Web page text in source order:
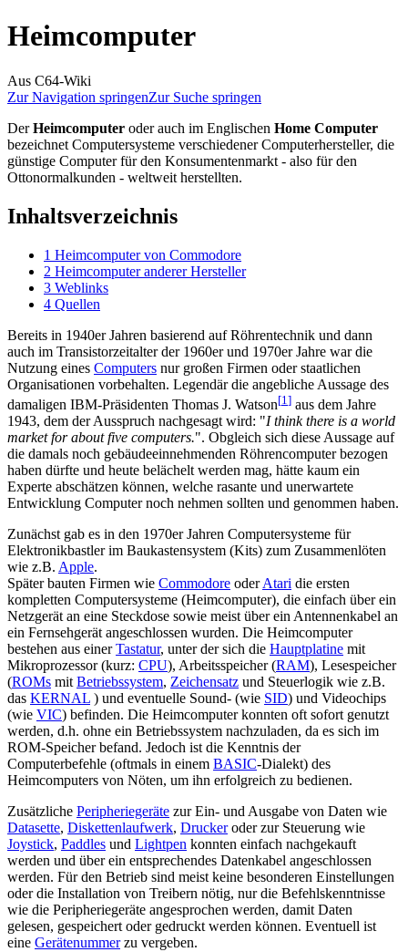
Heimcomputer
Aus C64-Wiki
Zur Navigation springenZur Suche springen
DerHeimcomputer oder auch im Englischen Home Computer
bezeichnet Computersysteme verschiedener Computerhersteller, die
günstige Computer für den Konsumentenmarkt - also für den
Ottonormalkunden - weltweit herstellten.
Inhaltsverzeichnis
1 Heimcomputer von Commodore
2 Heimcomputer anderer Hersteller
3 Weblinks
4 Quellen
Bereits in 1940er Jahren basierend auf Röhrentechnik und dann
auch im Transistorzeitalter der 1960er und 1970er Jahre war die
Nutzung eines Computers nur großen Firmen oder staatlichen
Organisationen vorbehalten. Legendär die angebliche Aussage des
damaligen IBM-Präsidenten Thomas J. Watson[1 ] aus dem Jahre
1943, dem der Ausspruch nachgesagt wird: "I think there is a world
market for about five computers.". Obgleich sich diese Aussage auf
die damals noch gebäudeeinnehmenden Röhrencomputer bezogen
haben dürfte und heute belächelt werden mag, hätte kaum ein
Experte abschätzen können, welche rasante und unerwartete
Entwicklung Computer noch nehmen sollten und genommen haben.
Zunächst gab es in den 1970er Jahren Computersysteme für
Elektronikbastler im Baukastensystem (Kits) zum Zusammenlöten
wie z.B. Apple.
Später bauten Firmen wie Commodore oderAtari die ersten
kompletten Computersysteme (Heimcomputer), die einfach über ein
Netzgerät an eine Steckdose sowie meist über ein Antennenkabel an
ein Fernsehgerät angeschlossen wurden. Die Heimcomputer
bestehen aus einerTastatur, unter der sich die Hauptplatine mit
Mikroprozessor (kurz: CPU), Arbeitsspeicher (RAM), Lesespeicher
(ROMs mit Betriebssystem, Zeichensatz und Steuerlogik wie z.B.
das KERNAL ) und eventuelle Sound- (wie SID) und Videochips
(wie VIC) befinden. Die Heimcomputer konnten oft sofort genutzt
werden, d.h. ohne ein Betriebssystem nachzuladen, da es sich im
ROM-Speicher befand. Jedoch ist die Kenntnis der
Computerbefehle (oftmals in einem BASIC-Dialekt) des
Heimcomputers von Nöten, um ihn erfolgreich zu bedienen.
Zusätzliche Peripheriegeräte zur Ein- und Ausgabe von Daten wie
Datasette, Diskettenlaufwerk, Druckeroder zur Steuerung wie
Joystick, Paddles und Lightpen konnten einfach nachgekauft
werden und über ein entsprechendes Datenkabel angeschlossen
werden. Für den Betrieb sind meist keine besonderen Einstellungen
oder die Installation von Treibern nötig, nur die Befehlskenntnisse
wie die Peripheriegeräte angesprochen werden, damit Daten
gelesen, gespeichert oder gedruckt werden können. Eventuell ist
eine Gerätenummerzu vergeben.